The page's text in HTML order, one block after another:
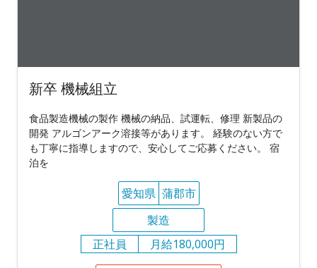
新卒 機械組立
食品製造機械の製作 機械の納品、試運転、修理 新製品の
開発 アルゴンアーク溶接等があります。 経験のない方で
も丁寧に指導しますので、安心してご応募ください。 宿
泊を
愛知県 蒲郡市
製造
正社員
月給180,000円